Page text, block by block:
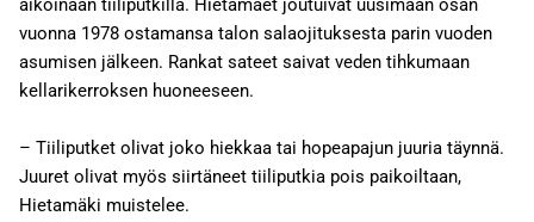
aikoinaan tiiliputkilla. Hietamäet joutuivat uusimaan osan
vuonna 1978 ostamansa talon salaojituksesta parin vuoden
asumisen jälkeen. Rankat sateet saivat veden tihkumaan
kellarikerroksen huoneeseen.
– Tiiliputket olivat joko hiekkaa tai hopeapajun juuria täynnä.
Juuret olivat myös siirtäneet tiiliputkia pois paikoiltaan,
Hietamäki muistelee.